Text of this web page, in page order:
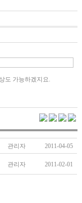
도 가능하겠지요.
관리자 2011-04-05
관리자 2011-02-01